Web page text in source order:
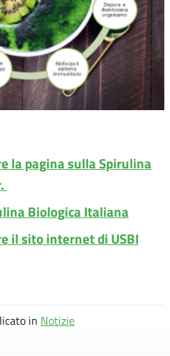
la pagina sulla Spirulina
Biologica Italiana
il sito internet di USBI
in Notizie